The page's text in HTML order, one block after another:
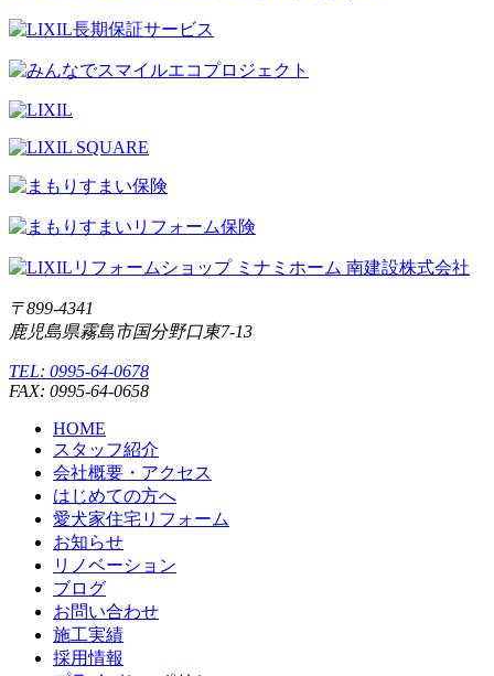
〒899-4341
鹿児島県霧島市国分野口東7-13
TEL: 0995-64-0678
FAX: 0995-64-0658
HOME
スタッフ紹介
会社概要・アクセス
はじめての方へ
愛犬家住宅リフォーム
お知らせ
リノベーション
ブログ
お問い合わせ
施工実績
採用情報